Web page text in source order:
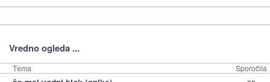
Vredno ogleda ...
Tema Sporočila